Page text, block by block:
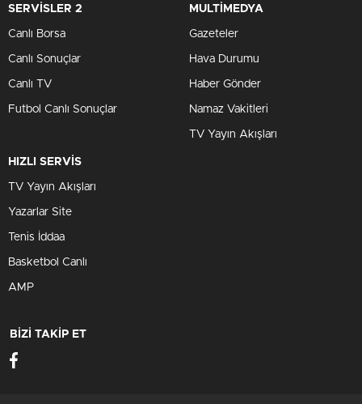
SERVİSLER 2
Canlı Borsa
Canlı Sonuçlar
Canlı TV
Futbol Canlı Sonuçlar
MULTİMEDYA
Gazeteler
Hava Durumu
Haber Gönder
Namaz Vakitleri
TV Yayın Akışları
HIZLI SERVİS
TV Yayın Akışları
Yazarlar Site
Tenis İddaa
Basketbol Canlı
AMP
BİZİ TAKİP ET